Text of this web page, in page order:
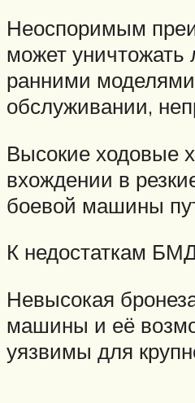
Неоспоримым
может уничтожать
ранними
обслуживании,
Высокие ходовые
вхождении в
боевой машины
К недостаткам
Невысокая
машины и её
уязвимы для